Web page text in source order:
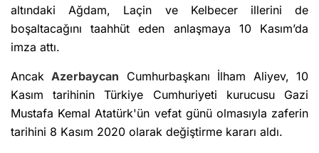
altındaki Ağdam, Laçin ve Kelbecer illerini de
boşaltacağını taahhüt eden anlaşmaya 10 Kasım’da
imza attı.
AncakAzerbaycan Cumhurbaşkanı İlham Aliyev, 10
Kasım tarihinin Türkiye Cumhuriyeti kurucusu Gazi
Mustafa Kemal Atatürk'ün vefat günü olmasıyla zaferin
tarihini 8 Kasım 2020 olarak değiştirme kararı aldı.